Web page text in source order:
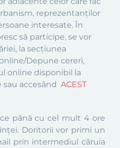
reprezentanților
interesate. În
să participe, se vor
la secțiunea
Depune cereri,
online disponibil la
accesând ACEST
până cu cel mult 4 ore
Doritorii vor primi un
prin intermediul căruia